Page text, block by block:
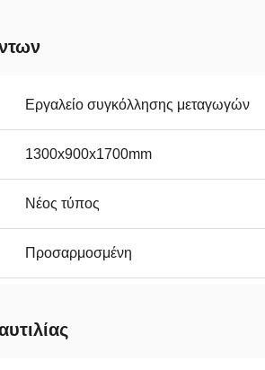
Εργαλείο συγκόλλησης μεταγωγών
1300x900x1700mm
Νέος τύπος
Προσαρμοσμένη